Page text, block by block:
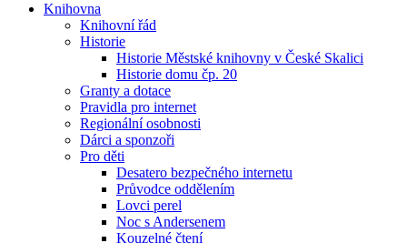
Knihovna
Knihovní řád
Historie
Historie Městské knihovny v České Skalici
Historie domu čp. 20
Granty a dotace
Pravidla pro internet
Regionální osobnosti
Dárci a sponzoři
Pro děti
Desatero bezpečného internetu
Průvodce oddělením
Lovci perel
Noc s Andersenem
Kouzelné čtení